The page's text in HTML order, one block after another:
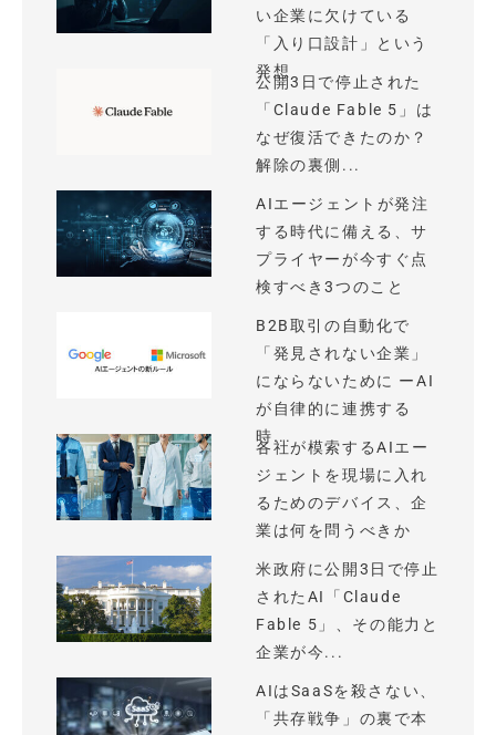
い企業に欠けている
「入り口設計」という
発想
公開3日で停止された
「Claude Fable 5」は
なぜ復活できたのか？
解除の裏側...
AIエージェントが発注
する時代に備える、サ
プライヤーが今すぐ点
検すべき3つのこと
B2B取引の自動化で
「発見されない企業」
にならないために ーAI
が自律的に連携する
時...
各社が模索するAIエー
ジェントを現場に入れ
るためのデバイス、企
業は何を問うべきか
米政府に公開3日で停止
されたAI「Claude
Fable 5」、その能力と
企業が今...
AIはSaaSを殺さない、
「共存戦争」の裏で本